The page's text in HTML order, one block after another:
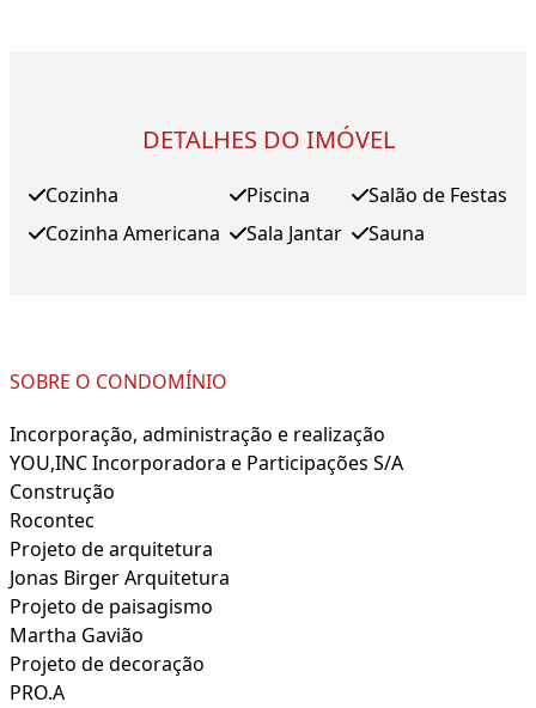
DETALHES DO IMÓVEL
Cozinha
Cozinha Americana
Piscina
Sala Jantar
Salão de Festas
Sauna
SOBRE O CONDOMÍNIO
Incorporação, administração e realização
YOU,INC Incorporadora e Participações S/A
Construção
Rocontec
Projeto de arquitetura
Jonas Birger Arquitetura
Projeto de paisagismo
Martha Gavião
Projeto de decoração
PRO.A